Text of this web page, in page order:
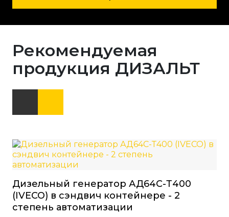
Рекомендуемая
продукция ДИЗАЛЬТ
Дизельный генератор АД64С-Т400
(IVECO) в сэндвич контейнере - 2
степень автоматизации